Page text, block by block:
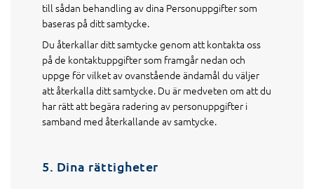
till sådan behandling av dina Personuppgifter som
baseras på ditt samtycke.
Du återkallar ditt samtycke genom att kontakta oss
på de kontaktuppgifter som framgår nedan och
uppge för vilket av ovanstående ändamål du väljer
att återkalla ditt samtycke. Du är medveten om att du
har rätt att begära radering av personuppgifter i
samband med återkallande av samtycke.
5. Dina rättigheter